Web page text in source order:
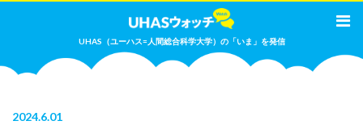
UHAS（ユーハス=人間総合科学大学）の「いま」を発信
2024.6.01